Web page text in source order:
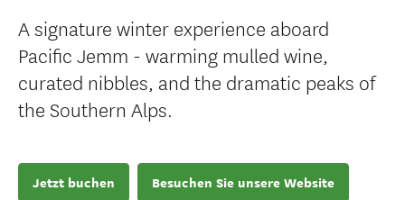
A signature winter experience aboard
Pacific Jemm - warming mulled wine,
curated nibbles, and the dramatic peaks of
the Southern Alps.
Jetzt buchen Besuchen Sie unsere Website